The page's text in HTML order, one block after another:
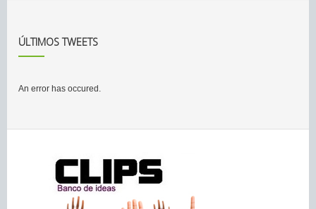
ÚLTIMOS TWEETS
An error has occured.